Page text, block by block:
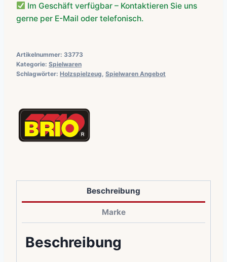
Im Geschäft verfügbar – Kontaktieren Sie uns
gerne per E-Mail oder telefonisch.
Artikelnummer: 33773
Kategorie: Spielwaren
Schlagwörter: Holzspielzeug, Spielwaren Angebot
Beschreibung
Marke
Beschreibung